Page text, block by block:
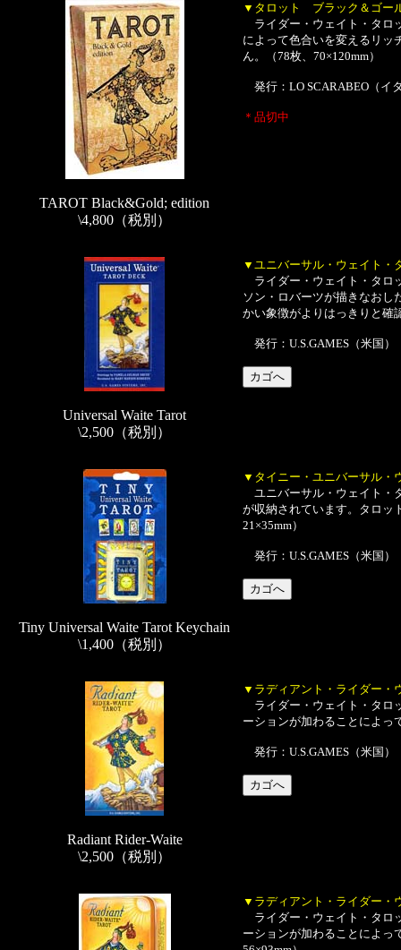
TAROT Black&Gold; edition
\4,800（税別）
▼タロット ブラック＆ゴー
ライダー・ウェイト・タロ
によって色合いを変えるリッ
ん。（78枚、70×120mm）
発行：LO SCARABEO（イ
＊品切中
Universal Waite Tarot
\2,500（税別）
▼ユニバーサル・ウェイト・
ライダー・ウェイト・タロ
ソン・ロバーツが描きなおし
かい象徴がよりはっきりと確
発行：U.S.GAMES（米国）
Tiny Universal Waite Tarot Keychain
\1,400（税別）
▼タイニー・ユニバーサル・
ユニバーサル・ウェイト・
が収納されています。タロッ
21×35mm）
発行：U.S.GAMES（米国）
Radiant Rider-Waite
\2,500（税別）
▼ラディアント・ライダー・
ライダー・ウェイト・タロ
ーションが加わることによっ
発行：U.S.GAMES（米国）
▼ラディアント・ライダー・
ライダー・ウェイト・タロ
ーションが加わることによっ